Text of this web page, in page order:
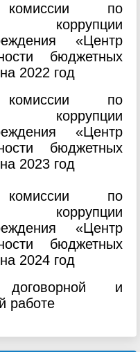
по
коррупции
«Центр
бюджетных
2022 год
по
коррупции
«Центр
бюджетных
2023 год
по
коррупции
«Центр
бюджетных
2024 год
и
работе